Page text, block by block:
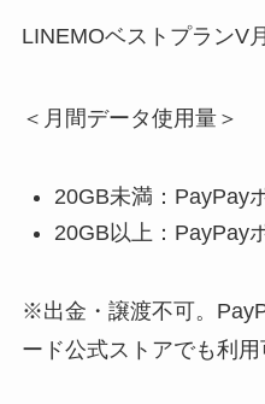
LINEMOベストプランV
＜月間データ使用量＞
20GB未満：PayPay
20GB以上：PayPay
※出金・譲渡不可。
ード公式ストアでも利用